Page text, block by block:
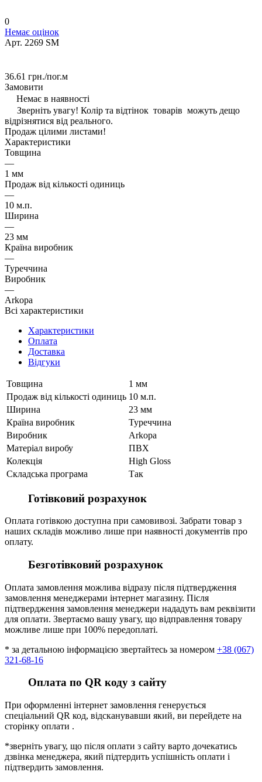
0
Немає оцінок
Арт. 2269 SM
36.61 грн./пог.м
Замовити
Немає в наявності
Зверніть увагу! Колір та відтінок товарів можуть дещо
відрізнятися від реального.
Продаж цілими листами!
Характеристики
Товщина
—
1 мм
Продаж від кількості одиниць
—
10 м.п.
Ширина
—
23 мм
Країна виробник
—
Туреччина
Виробник
—
Arkopa
Всі характеристики
Характеристики
Оплата
Доставка
Відгуки
Товщина
1 мм
Продаж від кількості одиниць 10 м.п.
Ширина
23 мм
Країна виробник
Туреччина
Виробник
Arkopa
Матеріал виробу
ПВХ
Колекція
High Gloss
Складська програма
Так
Готівковий розрахунок
Оплата готівкою доступна при самовивозі. Забрати товар з
наших складів можливо лише при наявності документів про
оплату.
Безготівковий розрахунок
Оплата замовлення можлива відразу після підтвердження
замовлення менеджерами інтернет магазину. Після
підтвердження замовлення менеджери нададуть вам реквізити
для оплати. Звертаємо вашу увагу, що відправлення товару
можливе лише при 100% передоплаті.
* за детальною інформацією звертайтесь за номером +38 (067)
321-68-16
Оплата по QR коду з сайту
При оформленні інтернет замовлення генерується
спеціальний QR код, відсканувавши який, ви перейдете на
сторінку оплати .
*зверніть увагу, що після оплати з сайту варто дочекатись
дзвінка менеджера, який підтердить успішність оплати і
підтвердить замовлення.